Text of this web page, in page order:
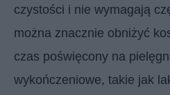
czystości i nie wymagają
można znacznie obniżyć
czas poświęcony na
wykończeniowe, takie jak